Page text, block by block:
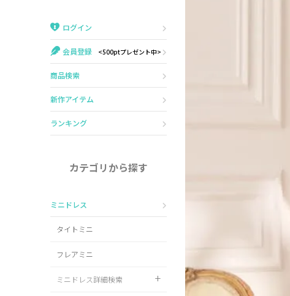
GLAMOROUS
ログイン
会員登録 <500ptプレゼント中>
商品検索
新作アイテム
ランキング
カテゴリから探す
ミニドレス
タイトミニ
フレアミニ
ミニドレス詳細検索